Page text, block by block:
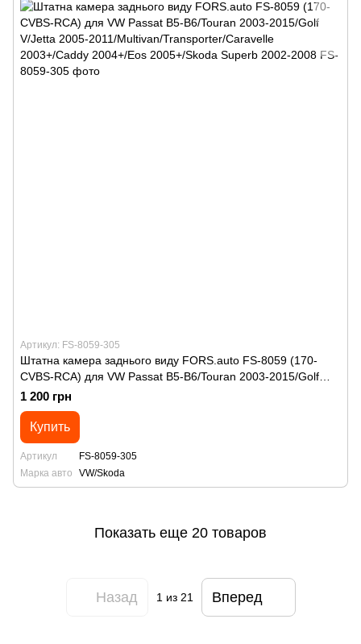
Артикул: FS-8059-305
Штатна камера заднього виду FORS.auto FS-8059 (170-
CVBS-RCA) для VW Passat B5-B6/Touran 2003-2015/Golf
V/Jetta 2005-2011/Multivan/Transporter/Caravelle
2003+/Caddy 2004+/Eos 2005+/Skoda Superb 2002-2008
1 200 грн
Купить
Артикул
FS-8059-305
Марка авто
VW/Skoda
Показать еще 20 товаров
Назад 1 из 21 Вперед